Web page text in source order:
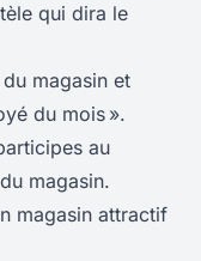
qui dira le
magasin et
du mois ».
au
magasin.
magasin attractif